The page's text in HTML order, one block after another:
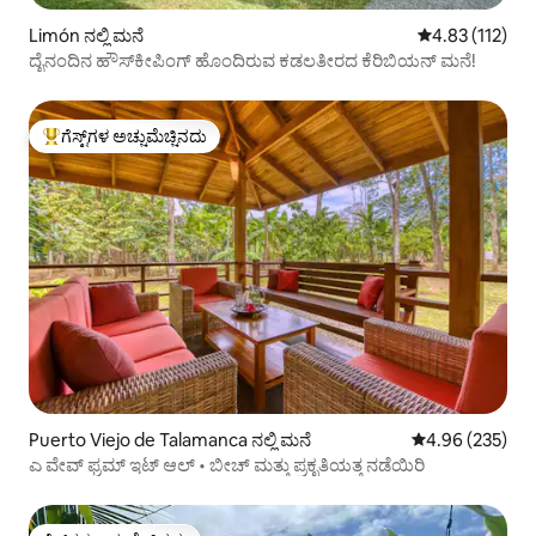
Limón ನಲ್ಲಿ ಮನೆ 5 ರಲ್ಲಿ 4.83
4.83 (112)
ದೈನಂದಿನ ಹೌಸ್‌ಕೀಪಿಂಗ್ ಹೊಂದಿರುವ ಕಡಲತೀರದ ಕೆರಿಬಿಯನ್ ಮನೆ!
ಗೆಸ್ಟ್‌ಗಳಿಗೆ ಅತಿ ಹೆಚ್ಚು ಅಚ್ಚುಮೆಚ್ಚಿನದು
ಗೆಸ್ಟ್‌ಗಳ ಅಚ್ಚುಮೆಚ್ಚಿನದು
Puerto Viejo de Talamanca ನಲ್ಲಿ ಮನೆ 5 ರಲ್ಲಿ 4.96
4.96 (235)
ಎ ವೇವ್ ಫ್ರಮ್ ಇಟ್ ಆಲ್ • ಬೀಚ್ ಮತ್ತು ಪ್ರಕೃತಿಯತ್ತ ನಡೆಯಿರಿ